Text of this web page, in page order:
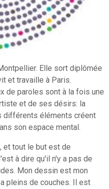
Elle sort diplômée
et travaille à Paris.
de paroles sont à la fois une
et de ses désirs: la
différents éléments créent
son espace mental.
tout le but est de
à dire qu'il n'y a pas de
Mon dessin est mon
pleins de couches. Il est